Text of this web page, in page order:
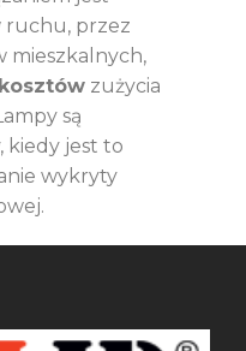
ruchu, przez
mieszkalnych,
zużycia
są
kiedy jest to
wykryty